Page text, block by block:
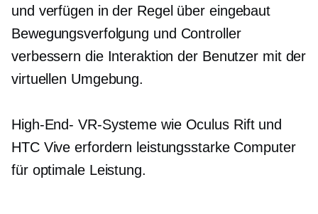
und verfügen in der Regel über eingebaut
Bewegungsverfolgung und Controller
verbessern die Interaktion der Benutzer mit der
virtuellen Umgebung.
High-End- VR-Systeme wie Oculus Rift und
HTC Vive erfordern leistungsstarke Computer
für optimale Leistung.